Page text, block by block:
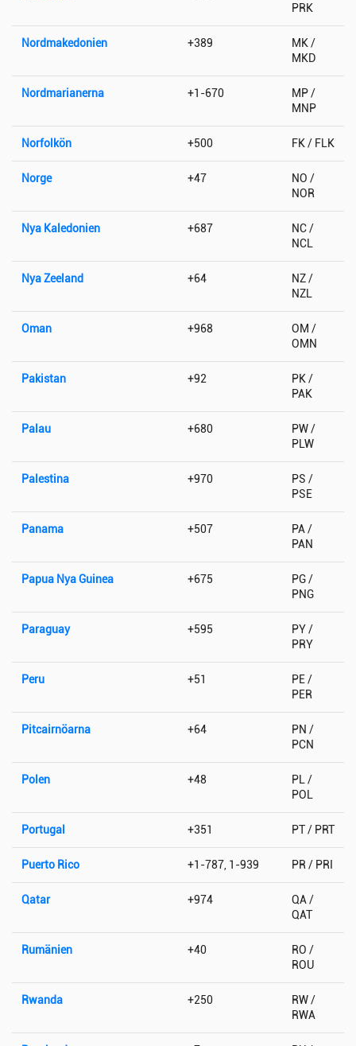
PRK
Nordmakedonien +389
MK /
MKD
Nordmarianerna +1-670
MP /
MNP
Norfolkön +500 FK / FLK
Norge +47
NO /
NOR
Nya Kaledonien +687
NC /
NCL
Nya Zeeland +64
NZ /
NZL
Oman +968
OM /
OMN
Pakistan +92
PK /
PAK
Palau +680
PW /
PLW
Palestina +970
PS /
PSE
Panama +507
PA /
PAN
Papua Nya Guinea +675
PG /
PNG
Paraguay +595
PY /
PRY
Peru +51
PE /
PER
Pitcairnöarna +64
PN /
PCN
Polen +48
PL /
POL
Portugal +351 PT / PRT
Puerto Rico +1-787, 1-939 PR / PRI
Qatar +974
QA /
QAT
Rumänien +40
RO /
ROU
Rwanda +250
RW /
RWA